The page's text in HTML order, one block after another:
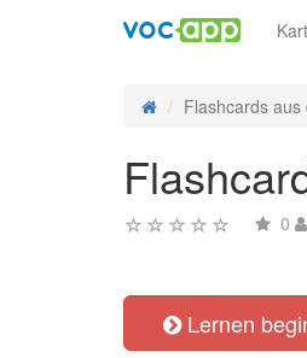
Flashcards
0
Lernen